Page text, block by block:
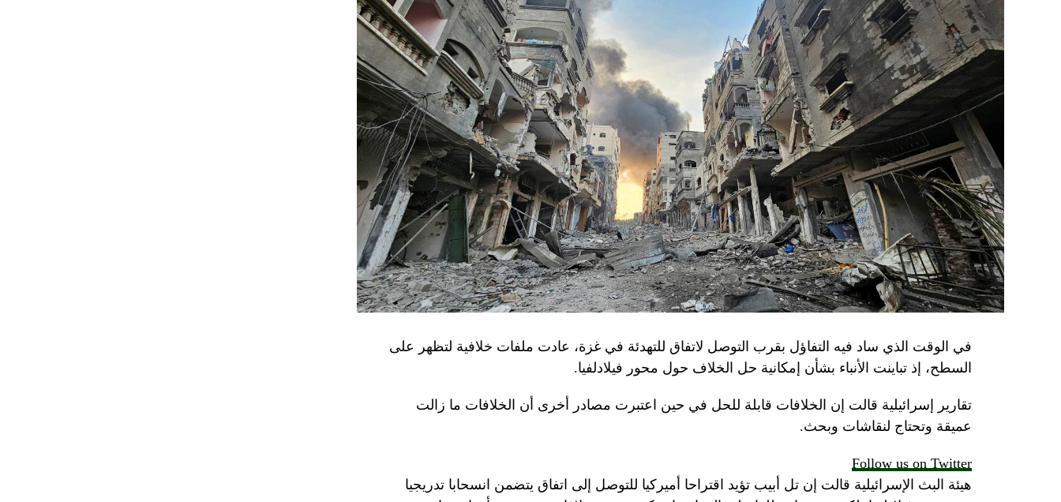
في الوقت الذي ساد فيه التفاؤل بقرب التوصل لاتفاق للتهدئة في غزة، عادت ملفات خلافية لتظهر على
السطح، إذ تباينت الأنباء بشأن إمكانية حل الخلاف حول محور فيلادلفيا.
تقارير إسرائيلية قالت إن الخلافات قابلة للحل في حين اعتبرت مصادر أخرى أن الخلافات ما زالت
عميقة وتحتاج لنقاشات وبحث.
Follow us on Twitter
هيئة البث الإسرائيلية قالت إن تل أبيب تؤيد اقتراحا أميركيا للتوصل إلى اتفاق يتضمن انسحابا تدريجيا